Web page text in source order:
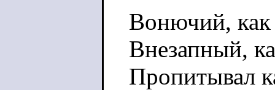
Вонючий,
Внезапный,
Пропитывал